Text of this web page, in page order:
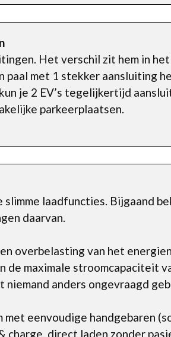
Het verschil zit hem in het
met 1 stekker aansluiting
je 2 EV’s tegelijkertijd
parkeerplaatsen.
laadfuncties. Bijgaand
daarvan.
overbelasting van het
de maximale stroomcapaciteit
anders ongevraagd
eenvoudige handgebaren
charge, direct laden zonder